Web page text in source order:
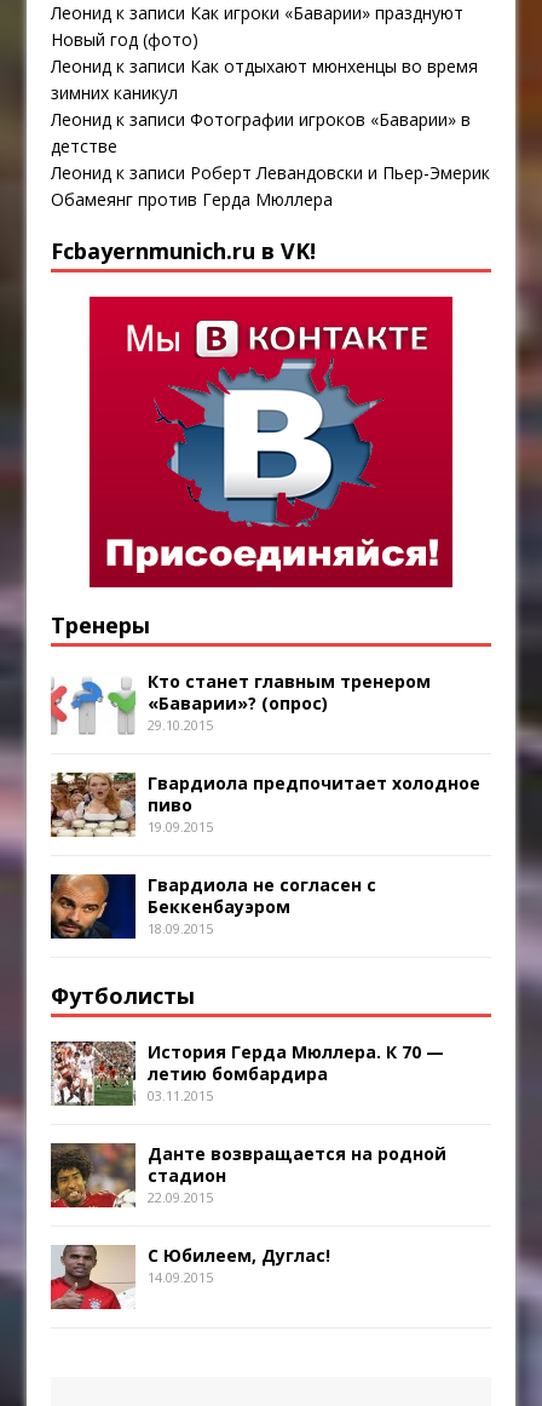
Леонид к записи Как игроки «Баварии» празднуют
Новый год (фото)
Леонид к записи Как отдыхают мюнхенцы во время
зимних каникул
Леонид к записиФотографии игроков «Баварии» в
детстве
Леонид к записи Роберт Левандовски и Пьер-Эмерик
Обамеянг против Герда Мюллера
Fcbayernmunich.ru в VK!
Тренеры
Кто станет главным тренером
«Баварии»? (опрос)
29.10.2015
Гвардиола предпочитает холодное
пиво
19.09.2015
Гвардиола не согласен с
Беккенбауэром
18.09.2015
Футболисты
История Герда Мюллера. К 70 —
летию бомбардира
03.11.2015
Данте возвращается на родной
стадион
22.09.2015
С Юбилеем, Дуглас!
14.09.2015